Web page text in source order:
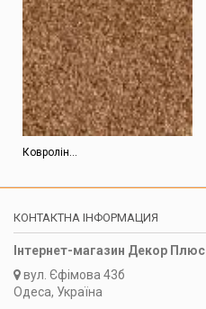
Ковролін...
КОНТАКТНА ІНФОРМАЦИЯ
Інтернет-магазин Декор Плюс
вул. Єфімова 43б
Одеса, Україна